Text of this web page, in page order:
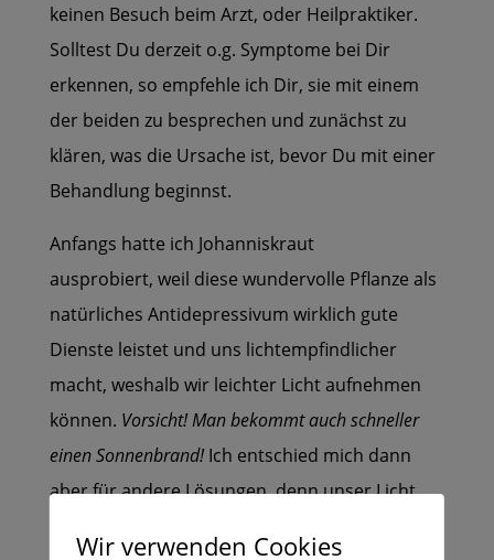
keinen Besuch beim Arzt, oder Heilpraktiker.
Solltest Du derzeit o.g. Symptome bei Dir
erkennen, so empfehle ich Dir, sie mit einem
der beiden zu besprechen und zunächst zu
klären, was die Ursache ist, bevor Du mit einer
Behandlung beginnst.
Anfangs hatte ich Johanniskraut
ausprobiert, weil diese wundervolle Pflanze als
natürliches Antidepressivum wirklich gute
Dienste leistet und uns lichtempfindlicher
macht, weshalb wir leichter Licht aufnehmen
können. Vorsicht! Man bekommt auch schneller
einen Sonnenbrand!Ich entschied mich dann
aber für andere Lösungen,denn unser Licht
Wir verwenden Cookies